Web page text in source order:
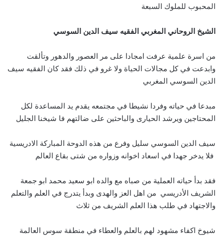
المحبوب للملوك السبعة
الشيخ الروحاني المغربي الفقيه سيف الدين السوسي
من اسرة علمية عرفت امجادا على مر العصور والدهور وتألقت
وابدعت في كل مجالات الحياة ولا غرو في ذلك فقد كان الفقيه سيف
الدين السوسي المغربي
مبدعا في حياته وفردا نشيطا في مجتمعه يقدم يد المساعدة لكل
المحتاجين ويرشد الحيارى والباحثين على ضالتهم فا شيخنا الجليل
سيف الدين السوسي سليل وفرع من هذه الدوحة المباركة الادريسية
فلا يدخر جهدا في اسعاد اخوانه وزواره من شتى بقاع العالم
فقد بدأ حياته العملية من صباه مع والده ابو سعيد محمد ابو جمعة
الشريف الأدريسي من اهل العز والهدى وبدأ يتدرج في العلم والتعلم
والاجتهاد في طلب هذا العلم الشريف من ثلاث
شيوخ اكفاء مشهود لهم بالعلم والعطاء في منطقة سوس العالمة